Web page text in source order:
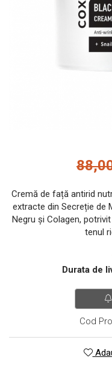
Cremă de față antirid
extracte din Secreție de
Negru și Colagen,
tenul
Durata de
Cod